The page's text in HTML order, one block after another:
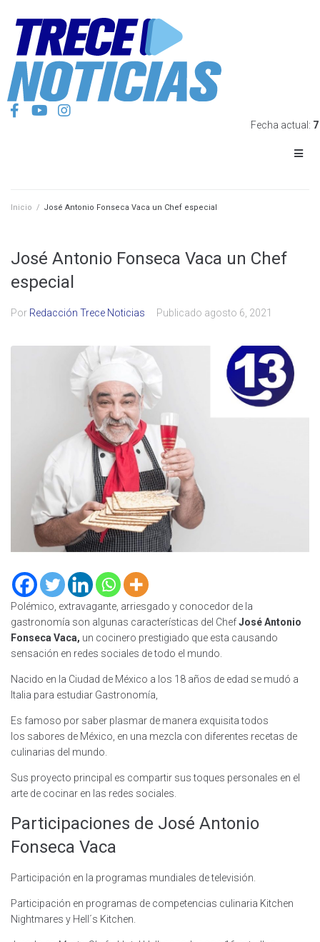
Fecha actual:
Inicio / José Antonio Fonseca Vaca un Chef especial
José Antonio Fonseca Vaca un Chef
especial
Por Redacción Trece Noticias Publicado agosto 6, 2021
Polémico, extravagante, arriesgado y conocedor de la
gastronomía son algunas características del ChefJosé Antonio
Fonseca Vaca, un cocinero prestigiado que esta causando
sensación en redes sociales de todo el mundo.
Nacido en la Ciudad de México a los 18 años de edad se mudó a
Italia para estudiar Gastronomía,
Es famoso por saber plasmar de manera exquisita todos
los sabores de México, en una mezcla con diferentes recetas de
culinarias del mundo.
Sus proyecto principal es compartir sus toques personales en el
arte de cocinar en las redes sociales.
Participaciones de José Antonio
Fonseca Vaca
Participación en la programas mundiales de televisión.
Participación en programas de competencias culinaria Kitchen
Nightmares y Hell´s Kitchen.